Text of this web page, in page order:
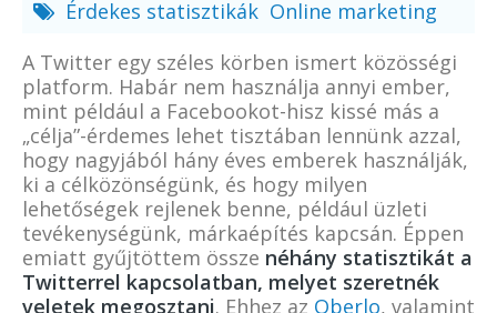
Érdekes statisztikák Online marketing
A Twitter egy széles körben ismert közösségi
platform. Habár nem használja annyi ember,
mint például a Facebookot-hisz kissé más a
„célja”-érdemes lehet tisztában lennünk azzal,
hogy nagyjából hány éves emberek használják,
ki a célközönségünk, és hogy milyen
lehetőségek rejlenek benne, például üzleti
tevékenységünk, márkaépítés kapcsán. Éppen
emiatt gyűjtöttem össze néhány statisztikát a
Twitterrel kapcsolatban, melyet szeretnék
veletek megosztani. Ehhez az Oberlo, valamint